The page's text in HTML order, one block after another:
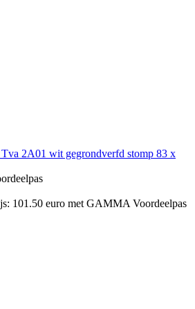
2A01 wit gegrondverfd stomp 83 x
101.50 euro met GAMMA Voordeelpas